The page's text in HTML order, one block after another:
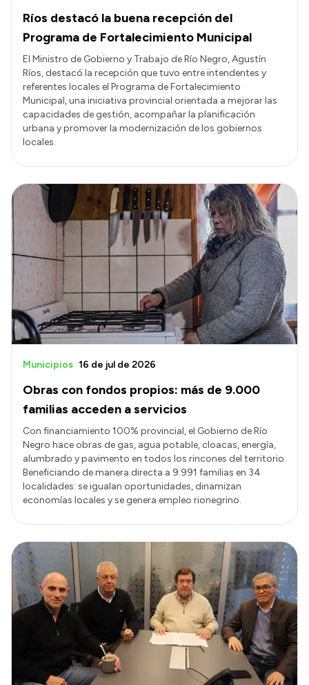
Ríos destacó la buena recepción del
Programa de Fortalecimiento Municipal
El Ministro de Gobierno y Trabajo de Río Negro, Agustín
Ríos, destacó la recepción que tuvo entre intendentes y
referentes locales el Programa de Fortalecimiento
Municipal, una iniciativa provincial orientada a mejorar las
capacidades de gestión, acompañar la planificación
urbana y promover la modernización de los gobiernos
locales.
Obras con fondos propios: más de 9.000
familias acceden a servicios
Municipios 16 de jul de 2026
Con financiamiento 100% provincial, el Gobierno de Río
Negro hace obras de gas, agua potable, cloacas, energía,
alumbrado y pavimento en todos los rincones del territorio.
Beneficiando de manera directa a 9.991 familias en 34
localidades: se igualan oportunidades, dinamizan
economías locales y se genera empleo rionegrino.